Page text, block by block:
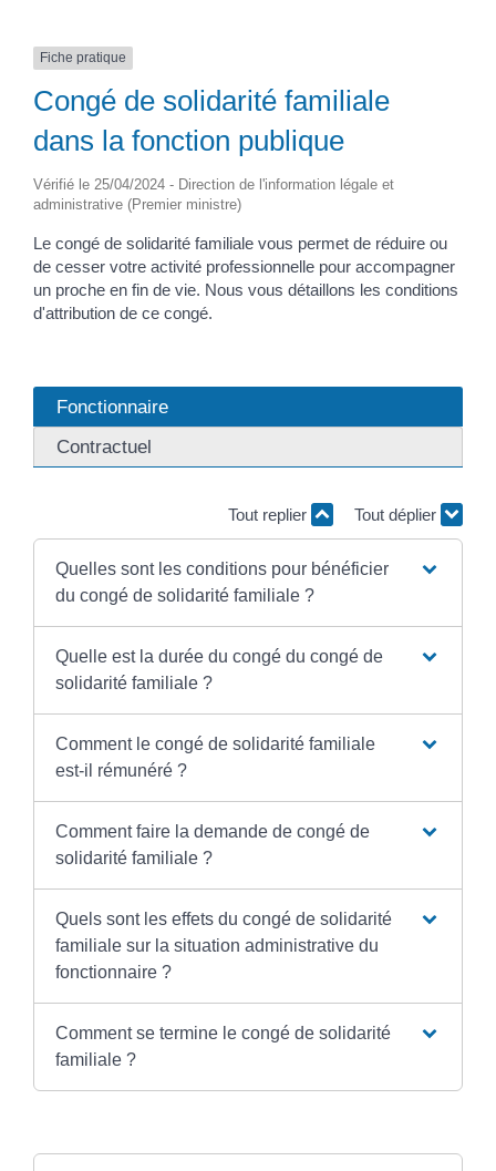
Fiche pratique
Congé de solidarité familiale
dans la fonction publique
Vérifié le 25/04/2024 - Direction de l'information légale et
administrative (Premier ministre)
Le congé de solidarité familiale vous permet de réduire ou
de cesser votre activité professionnelle pour accompagner
un proche en fin de vie. Nous vous détaillons les conditions
d'attribution de ce congé.
Fonctionnaire
Contractuel
Tout replier Tout déplier
Quelles sont les conditions pour bénéficier
du congé de solidarité familiale ?
Quelle est la durée du congé du congé de
solidarité familiale ?
Comment le congé de solidarité familiale
est-il rémunéré ?
Comment faire la demande de congé de
solidarité familiale ?
Quels sont les effets du congé de solidarité
familiale sur la situation administrative du
fonctionnaire ?
Comment se termine le congé de solidarité
familiale ?